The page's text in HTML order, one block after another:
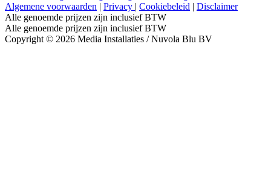
Algemene voorwaarden | Privacy | Cookiebeleid | Disclaimer
Alle genoemde prijzen zijn inclusief BTW
Alle genoemde prijzen zijn inclusief BTW
Copyright © 2026 Media Installaties / Nuvola Blu BV